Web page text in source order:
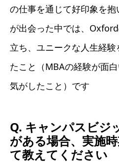
の仕事を通じて好印象を
が出会った中では、
立ち、ユニークな人生経
たこと（MBAの経験が面
気がしたこと）です
Q. キャンパスビジ
がある場合、実施
て教えてください